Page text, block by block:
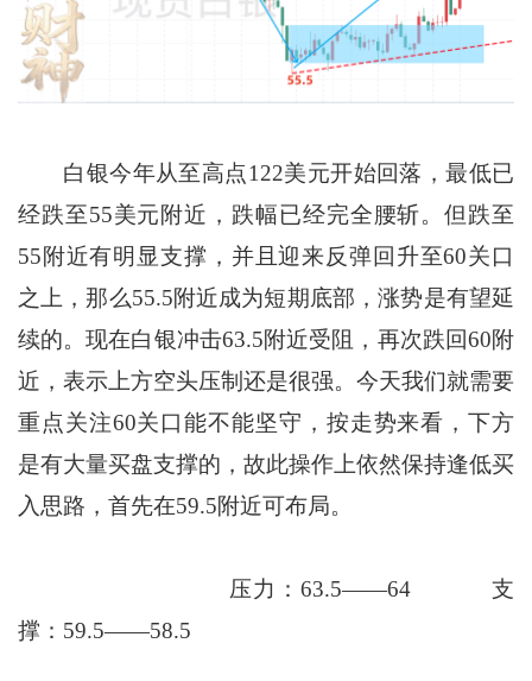
白银今年从至高点122美元开始回落，最低已
经跌至55美元附近，跌幅已经完全腰斩。但跌至
55附近有明显支撑，并且迎来反弹回升至60关口
之上，那么55.5附近成为短期底部，涨势是有望延
续的。现在白银冲击63.5附近受阻，再次跌回60附
近，表示上方空头压制还是很强。今天我们就需要
重点关注60关口能不能坚守，按走势来看，下方
是有大量买盘支撑的，故此操作上依然保持逢低买
入思路，首先在59.5附近可布局。
压力：63.5——64 支
撑：59.5——58.5